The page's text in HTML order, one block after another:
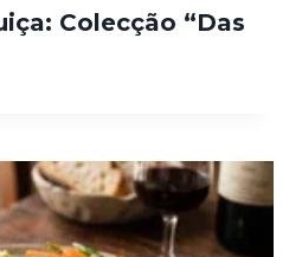
Colecção “Das